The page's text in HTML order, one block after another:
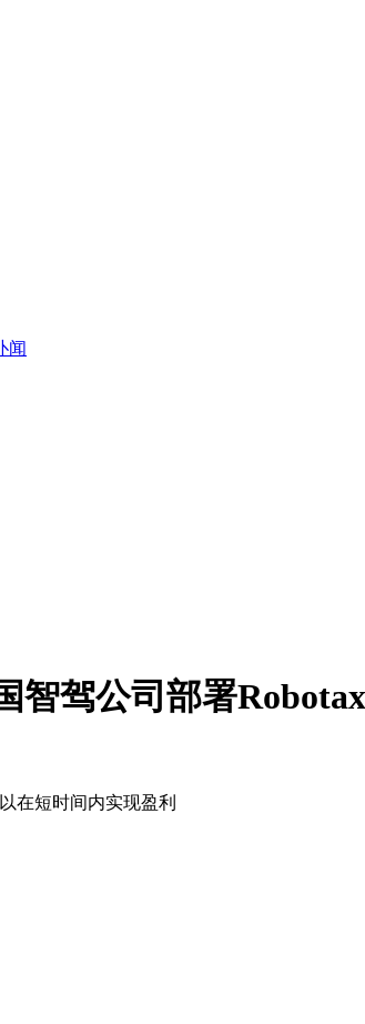
闻
智驾公司部署
在短时间内实现盈利